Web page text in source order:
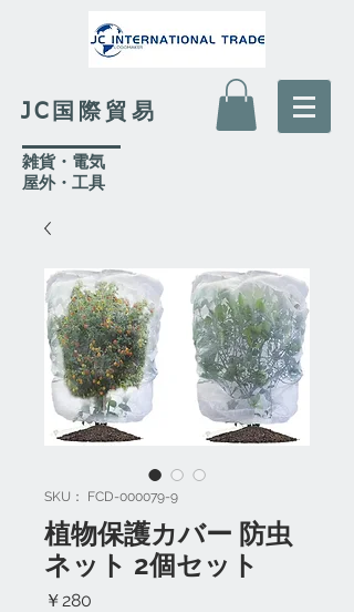
JC国際貿易
​雑貨・電気
​屋外・工具
SKU： FCD-000079-9
植物保護カバー 防虫
ネット 2個セット
￥280